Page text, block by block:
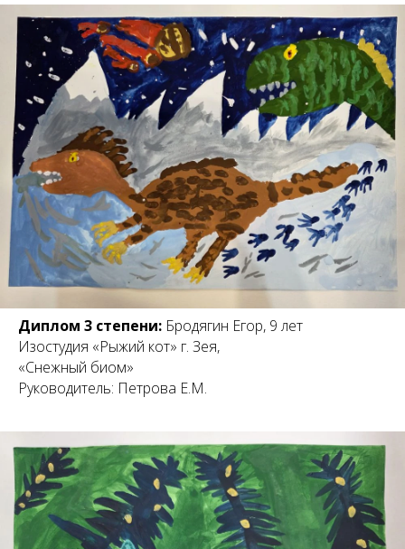
Диплом 3 степени: Бродягин Егор, 9 лет
Изостудия «Рыжий кот» г. Зея,
«Снежный биом»
Руководитель: Петрова Е.М.